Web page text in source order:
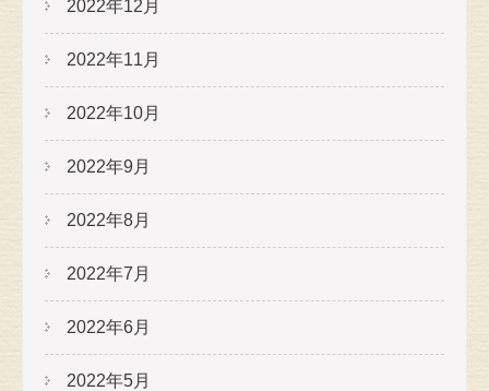
2022年12月
2022年11月
2022年10月
2022年9月
2022年8月
2022年7月
2022年6月
2022年5月